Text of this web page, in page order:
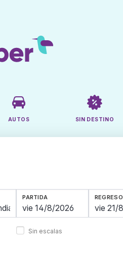
AUTOS SIN DESTINO
PARTIDA REGRESO
Sin escalas